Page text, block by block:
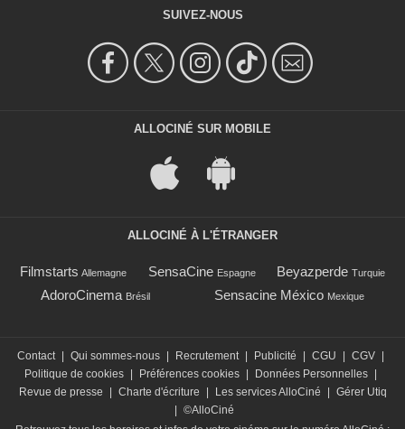
SUIVEZ-NOUS
ALLOCINÉ SUR MOBILE
ALLOCINÉ À L'ÉTRANGER
Filmstarts Allemagne SensaCine Espagne Beyazperde Turquie
AdoroCinema Brésil Sensacine México Mexique
Contact Qui sommes-nous Recrutement Publicité CGU CGV
Politique de cookies
Préférences cookies Données Personnelles
Revue de presse
Charte d'écriture Les services AlloCiné
Gérer Utiq
©AlloCiné